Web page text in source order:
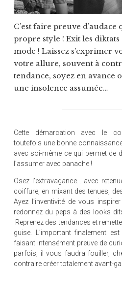
C’est faire preuve
propre style ! Exit les diktats
mode ! Laissez s’exprimer
votre allure, souvent à
tendance, soyez en avance
une insolence assumée…
Cette démarcation avec le
toutefois une bonne
avec soi-même ce qui permet de
l’assumer avec panache !
Osez l’extravagance… avec
coiffure, en mixant des tenues,
Ayez l’inventivité de vous
redonnez du peps à des looks
Reprenez des tendances et
guise. L’important finalement
faisant intensément preuve de
parfois, il vous faudra fouiller,
contraire créer totalement avant-